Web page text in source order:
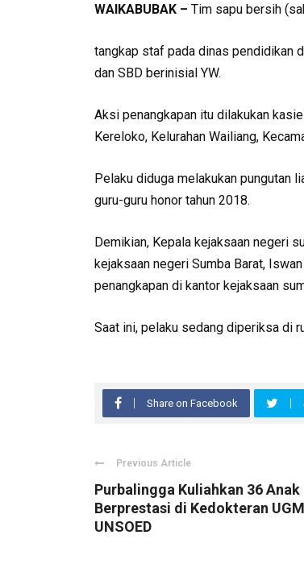
WAIKABUBAK – Tim sapu bersih
tangkap staf pada dinas pendidikan
dan SBD berinisial YW.
Aksi penangkapan itu dilakukan
Kereloko, Kelurahan Wailiang,
Pelaku diduga melakukan pungutan
guru-guru honor tahun 2018.
Demikian, Kepala kejaksaan negeri
kejaksaan negeri Sumba Barat,
penangkapan di kantor kejaksaan
Saat ini, pelaku sedang diperiksa di
Share on Facebook
Previous Article
Purbalingga Kuliahkan 36 Anak
Berprestasi di Kedokteran
UNSOED